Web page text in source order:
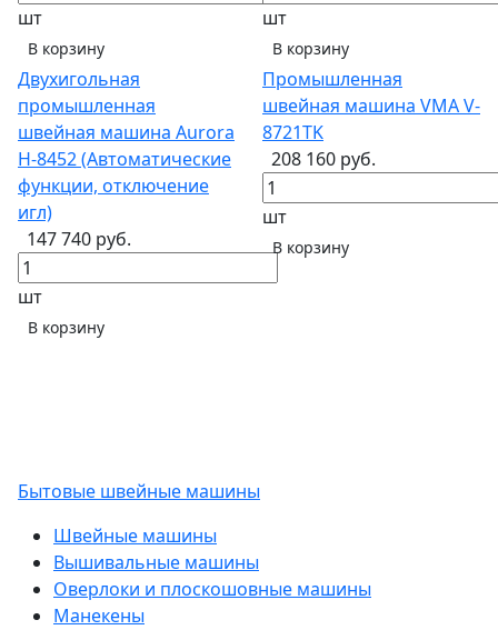
шт
В корзину
шт
В корзину
Двухигольная
промышленная
швейная машина Aurora
H-8452 (Автоматические
функции, отключение
игл)
147 740 руб.
шт
В корзину
Промышленная
швейная машина VMA V-
8721TK
208 160 руб.
шт
В корзину
Бытовые швейные машины
Швейные машины
Вышивальные машины
Оверлоки и плоскошовные машины
Манекены